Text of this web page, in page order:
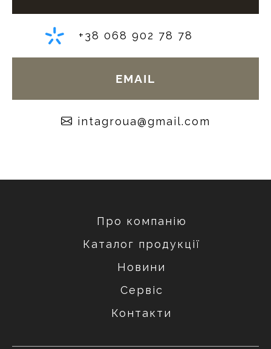
+38 068 902 78 78
EMAIL
moc.liamg@auorgatni
Про компанію
Каталог продукції
Новини
Сервіс
Контакти